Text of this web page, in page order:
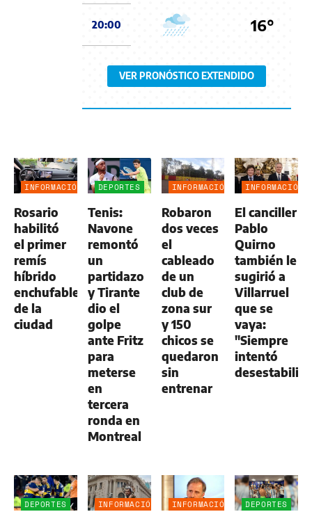
20:00 16°
VER PRONÓSTICO EXTENDIDO
INFORMACIÓN
Rosario
habilitó
el primer
remís
híbrido
enchufable
de la
ciudad
DEPORTES
Tenis:
Navone
remontó
un
partidazo
y Tirante
dio el
golpe
ante Fritz
para
meterse
en
tercera
ronda en
Montreal
INFORMACIÓN
Robaron
dos veces
el
cableado
de un
club de
zona sur
y 150
chicos se
quedaron
sin
entrenar
INFORMACIÓN
El canciller
Pablo
Quirno
también le
sugirió a
Villarruel
que se
vaya:
"Siempre
intentó
DEPORTES
INFORMACIÓN
INFORMACIÓN
DEPORTES